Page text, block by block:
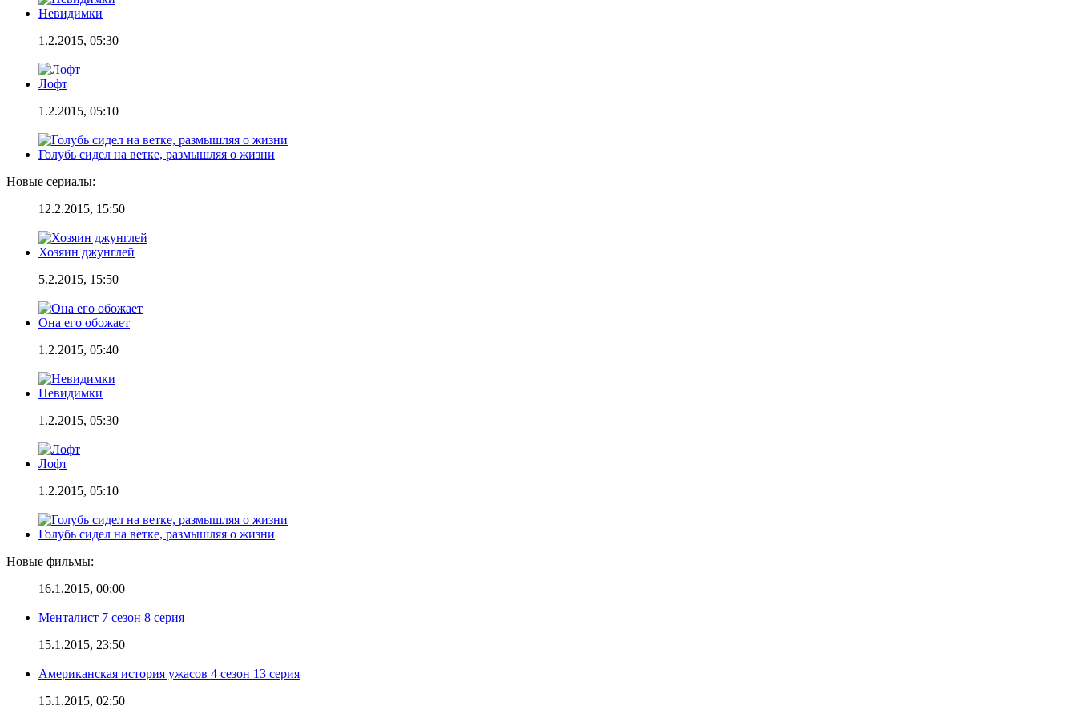
Невидимки
1.2.2015, 05:30
Лофт
1.2.2015, 05:10
Голубь сидел на ветке, размышляя о жизни
Новые сериалы:
12.2.2015, 15:50
Хозяин джунглей
5.2.2015, 15:50
Она его обожает
1.2.2015, 05:40
Невидимки
1.2.2015, 05:30
Лофт
1.2.2015, 05:10
Голубь сидел на ветке, размышляя о жизни
Новые фильмы:
16.1.2015, 00:00
Менталист 7 сезон 8 серия
15.1.2015, 23:50
Американская история ужасов 4 сезон 13 серия
15.1.2015, 02:50